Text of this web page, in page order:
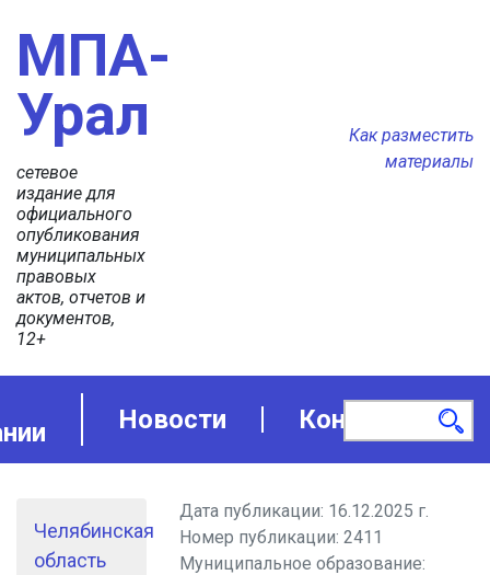
МПА-
Урал
сетевое
издание для
официального
опубликования
муниципальных
правовых
актов, отчетов и
документов,
12+
Как разместить
материалы
Новости Контакты
Челябинская
область
Дата публикации: 16.12.2025 г.
Номер публикации:2411
Муниципальное образование: